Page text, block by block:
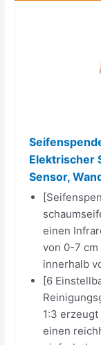
Elektrischer
Sensor,
einen
von 0-7
innerhalb
[6
1:3
einen